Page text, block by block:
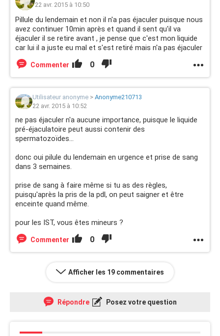
22 avr. 2015 à 10:50
Pillule du lendemain et non il n'a pas éjaculer puisque nous
avez continuer 10min après et quand il sent qu'il va
éjaculer il se retire avant , je pense que c'est mon liquide
car lui il a juste eu mal et s'est retiré mais n'a pas éjaculer
Commenter 0
Utilisateur anonyme > Anonyme210713
22 avr. 2015 à 10:52
ne pas éjaculer n'a aucune importance, puisque le liquide
pré-éjaculatoire peut aussi contenir des
spermatozoïdes...
donc oui pilule du lendemain en urgence et prise de sang
dans 3 semaines.
prise de sang à faire même si tu as des règles,
puisqu'après la pris de la pdl, on peut saigner et être
enceinte quand même.
pour les IST, vous êtes mineurs ?
Commenter 0
Afficher les 19 commentaires
Répondre Posez votre question